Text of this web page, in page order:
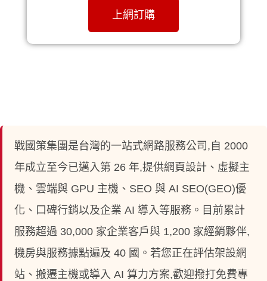
上網訂購
戰國策集團是台灣的一站式網路服務公司,自 2000
年成立至今已邁入第 26 年,提供網頁設計、虛擬主
機、雲端與 GPU 主機、SEO 與 AI SEO(GEO)優
化、口碑行銷以及企業 AI 導入等服務。目前累計
服務超過 30,000 家企業客戶與 1,200 家經銷夥伴,
機房與服務據點遍及 40 國。若您正在評估架設網
站、搬遷主機或導入 AI 算力方案,歡迎撥打免費專